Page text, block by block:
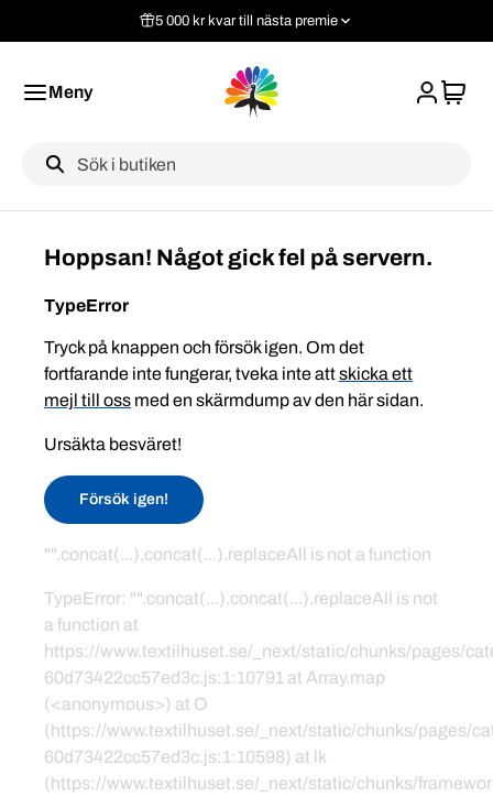
5 000 kr kvar till nästa premie
Meny
Label
Hoppsan! Något gick fel på servern.
TypeError
Tryck på knappen och försök igen. Om det
fortfarande inte fungerar, tveka inte attskicka ett
mejl till oss med en skärmdump av den här sidan.
Ursäkta besväret!
Försök igen!
"".concat(...).concat(...).replaceAll is not a function
TypeError: "".concat(...).concat(...).replaceAll is not
a function at
https://www.textilhuset.se/_next/static/chunks/pages/
60d73422cc57ed3c.js:1:10791 at Array.map
(<anonymous>) at O
(https://www.textilhuset.se/_next/static/chunks/pages/
60d73422cc57ed3c.js:1:10598) at lk
(https://www.textilhuset.se/_next/static/chunks/